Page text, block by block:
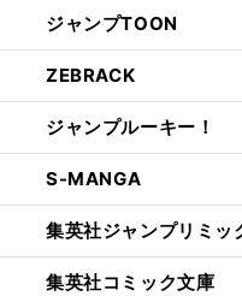
ジャンプTOON
ZEBRACK
ジャンプルーキー！
S-MANGA
集英社ジャンプリミッ
集英社コミック文庫